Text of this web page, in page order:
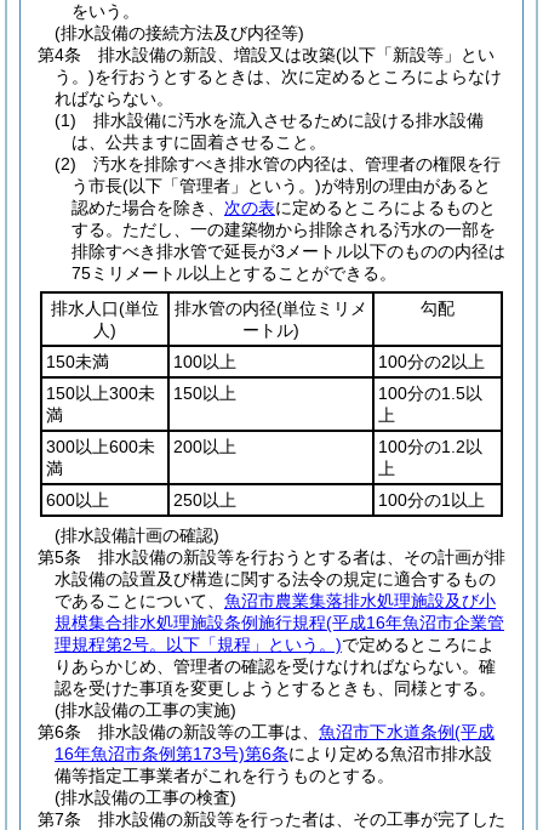
をいう。
(排水設備の接続方法及び内径等)
第4条
排水設備の新設、増設又は改築(以下「新設等」とい
う。)を行おうとするときは、次に定めるところによらなけ
ればならない。
(1)
排水設備に汚水を流入させるために設ける排水設備
は、公共ますに固着させること。
(2)
汚水を排除すべき排水管の内径は、管理者の権限を行
う市長(以下「管理者」という。)が特別の理由があると
認めた場合を除き、 次の表に定めるところによるものと
する。 ただし、一の建築物から排除される汚水の一部を
排除すべき排水管で延長が3メートル以下のものの内径は
75ミリメートル以上とすることができる。
排水人口(単位
人)
排水管の内径(単位ミリメ
ートル)
勾配
150未満 100以上
100分の2以上
150以上300未
満
150以上
100分の1.5以
上
300以上600未
満
200以上
100分の1.2以
上
600以上
250以上
100分の1以上
(排水設備計画の確認)
第5条
排水設備の新設等を行おうとする者は、その計画が排
水設備の設置及び構造に関する法令の規定に適合するもの
であることについて、 魚沼市農業集落排水処理施設及び小
規模集合排水処理施設条例施行規程(平成16年魚沼市企業管
理規程第2号。以下「規程」という。)で定めるところによ
りあらかじめ、管理者の確認を受けなければならない。 確
認を受けた事項を変更しようとするときも、同様とする。
(排水設備の工事の実施)
第6条
排水設備の新設等の工事は、 魚沼市下水道条例(平成
16年魚沼市条例第173号)第6条により定める魚沼市排水設
備等指定工事業者がこれを行うものとする。
(排水設備の工事の検査)
第7条
排水設備の新設等を行った者は、その工事が完了した